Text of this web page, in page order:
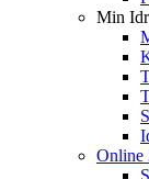
Min
Online